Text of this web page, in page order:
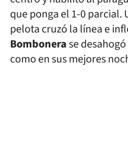
que ponga el 1-0 parcial.
pelota cruzó la línea e
Bombonerase
como en sus mejores